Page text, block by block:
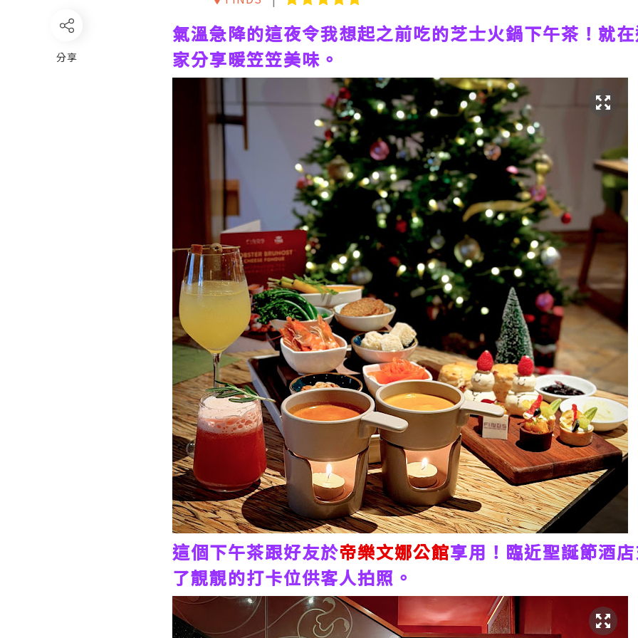
分享
氣溫急降的這夜令我想起之前吃的芝士火鍋下午茶！就
家分享暖笠笠美味。
這個下午茶跟好友於帝樂文娜公館享用！臨近聖誕節酒
了靚靚的打卡位供客人拍照。